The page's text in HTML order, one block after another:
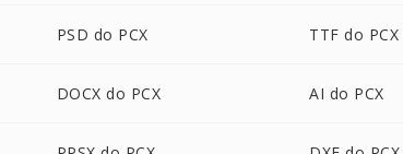
PSD do PCX TTF do PCX
DOCX do PCX AI do PCX